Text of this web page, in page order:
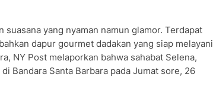
yang nyaman namun glamor. Terdapat
dapur gourmet dadakan yang siap melayani
NY Post melaporkan bahwa sahabat Selena,
Bandara Santa Barbara pada Jumat sore, 26